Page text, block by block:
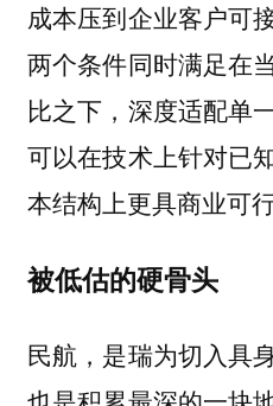
成本压到企业客户可
两个条件同时满足在
比之下，深度适配单
可以在技术上针对已
本结构上更具商业可行
被低估的硬骨头
民航，是瑞为切入具